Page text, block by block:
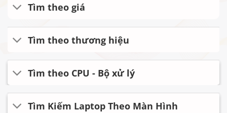
Tìm theo giá
Tìm theo thương hiệu
Tìm theo CPU - Bộ xử lý
Tìm Kiếm Laptop Theo Màn Hình